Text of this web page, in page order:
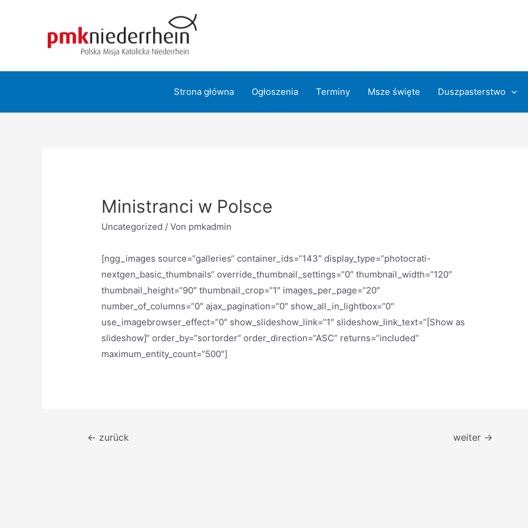
Strona główna Ogłoszenia Terminy Msze święte Duszpasterstwo
Ministranci w Polsce
Uncategorized / Von pmkadmin
[ngg_images source=“galleries“ container_ids=“143″ display_type=“photocrati-
nextgen_basic_thumbnails“ override_thumbnail_settings=“0″ thumbnail_width=“120″
thumbnail_height=“90″ thumbnail_crop=“1″ images_per_page=“20″
number_of_columns=“0″ ajax_pagination=“0″ show_all_in_lightbox=“0″
use_imagebrowser_effect=“0″ show_slideshow_link=“1″ slideshow_link_text=“[Show as
slideshow]“ order_by=“sortorder“ order_direction=“ASC“ returns=“included“
maximum_entity_count=“500″]
Beitragsnavigation
← zurück weiter →